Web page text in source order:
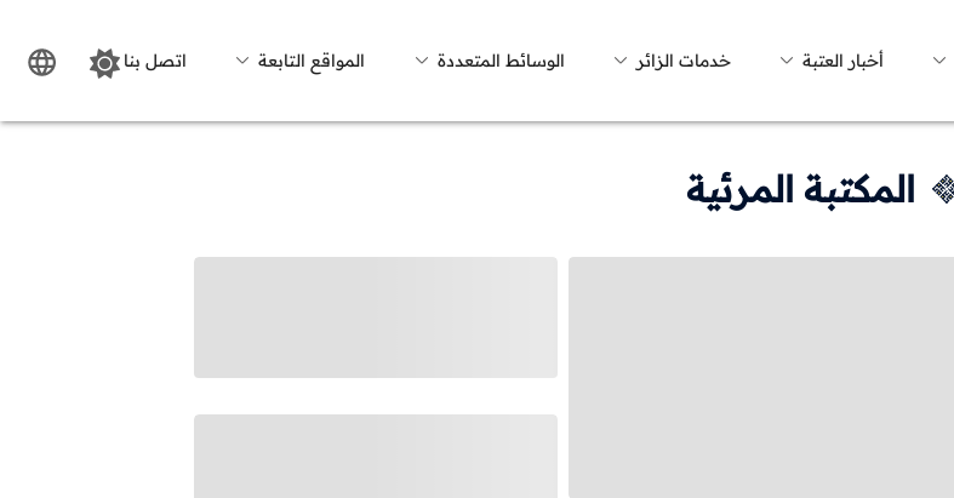
أخبار العتبة خدمات الزائر الوسائط المتعددة المواقع التابعة اتصل بنا
المكتبة المرئية